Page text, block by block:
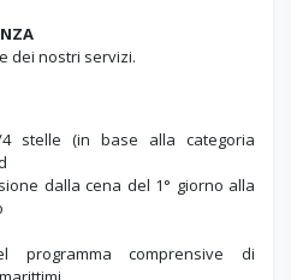
dei nostri servizi.
stelle (in base alla categoria
dalla cena del 1° giorno alla
programma comprensive di